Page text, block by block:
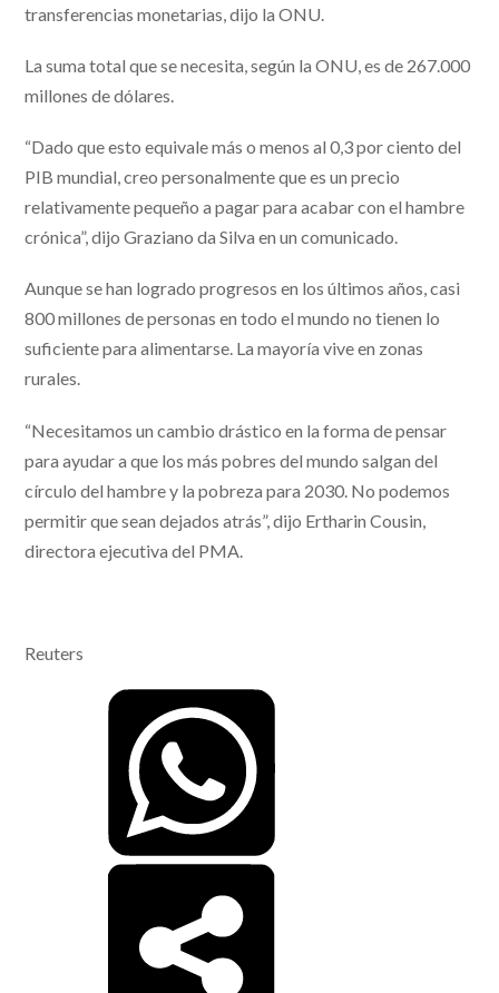
transferencias monetarias, dijo la ONU.
La suma total que se necesita, según la ONU, es de 267.000
millones de dólares.
“Dado que esto equivale más o menos al 0,3 por ciento del
PIB mundial, creo personalmente que es un precio
relativamente pequeño a pagar para acabar con el hambre
crónica”, dijo Graziano da Silva en un comunicado.
Aunque se han logrado progresos en los últimos años, casi
800 millones de personas en todo el mundo no tienen lo
suficiente para alimentarse. La mayoría vive en zonas
rurales.
“Necesitamos un cambio drástico en la forma de pensar
para ayudar a que los más pobres del mundo salgan del
círculo del hambre y la pobreza para 2030. No podemos
permitir que sean dejados atrás”, dijo Ertharin Cousin,
directora ejecutiva del PMA.
Reuters